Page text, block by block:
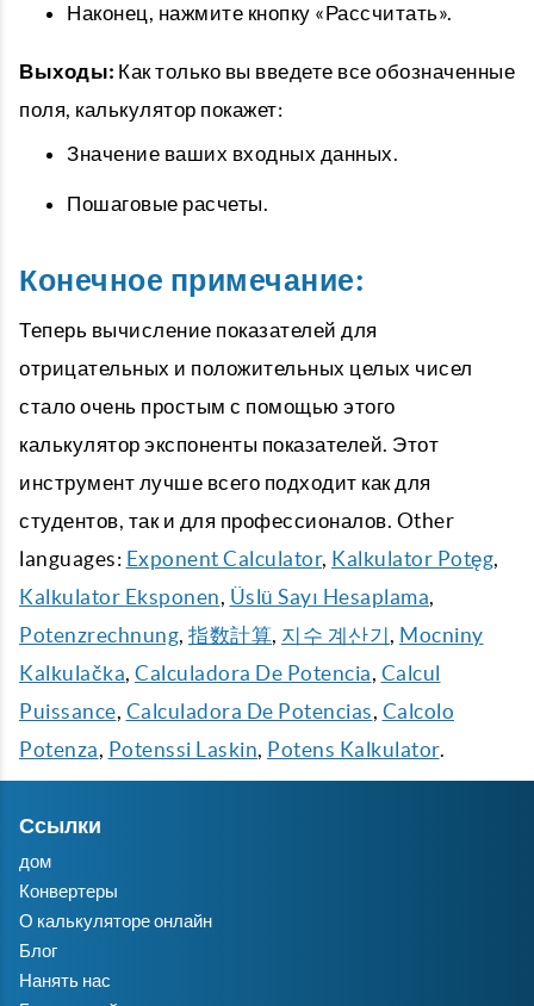
Наконец, нажмите кнопку «Рассчитать».
Выходы: Как только вы введете все обозначенные
поля, калькулятор покажет:
Значение ваших входных данных.
Пошаговые расчеты.
Конечное примечание:
Теперь вычисление показателей для
отрицательных и положительных целых чисел
стало очень простым с помощью этого
калькулятор экспоненты показателей. Этот
инструмент лучше всего подходит как для
студентов, так и для профессионалов. Other
languages: Exponent Calculator, Kalkulator Potęg,
Kalkulator Eksponen, Üslü Sayı Hesaplama,
Potenzrechnung, 指数計算, 지수 계산기, Mocniny
Kalkulačka, Calculadora De Potencia, Calcul
Puissance, Calculadora De Potencias, Calcolo
Potenza, Potenssi Laskin, Potens Kalkulator.
Ссылки
дом
Конвертеры
О калькуляторе онлайн
Блог
Нанять нас